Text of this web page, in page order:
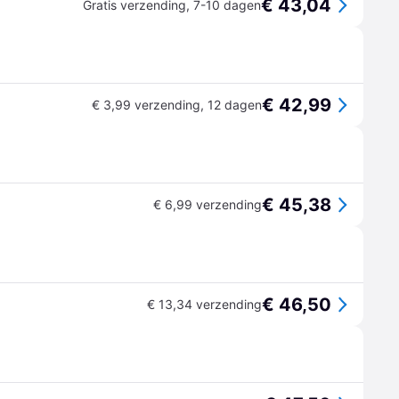
Gratis verzending, 7-10 dagen€ 43,04
€ 3,99 verzending, 12 dagen€ 42,99
€ 6,99 verzending€ 45,38
€ 13,34 verzending€ 46,50